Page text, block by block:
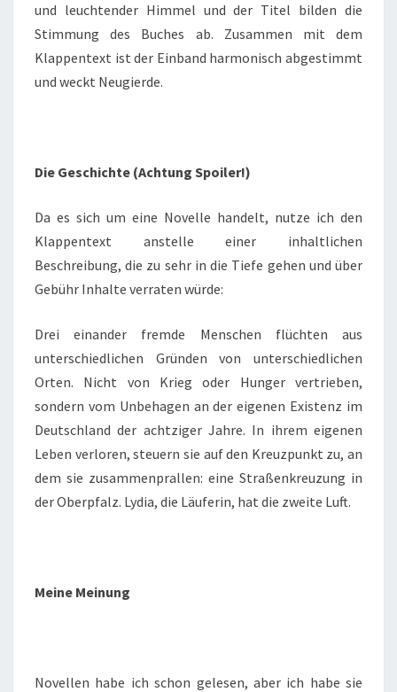
und leuchtender Himmel und der Titel bilden die
Stimmung des Buches ab. Zusammen mit dem
Klappentext ist der Einband harmonisch abgestimmt
und weckt Neugierde.
Die Geschichte (Achtung Spoiler!)
Da es sich um eine Novelle handelt, nutze ich den
Klappentext anstelle einer inhaltlichen
Beschreibung, die zu sehr in die Tiefe gehen und über
Gebühr Inhalte verraten würde:
Drei einander fremde Menschen flüchten aus
unterschiedlichen Gründen von unterschiedlichen
Orten. Nicht von Krieg oder Hunger vertrieben,
sondern vom Unbehagen an der eigenen Existenz im
Deutschland der achtziger Jahre. In ihrem eigenen
Leben verloren, steuern sie auf den Kreuzpunkt zu, an
dem sie zusammenprallen: eine Straßenkreuzung in
der Oberpfalz. Lydia, die Läuferin, hat die zweite Luft.
Meine Meinung
Novellen habe ich schon gelesen, aber ich habe sie